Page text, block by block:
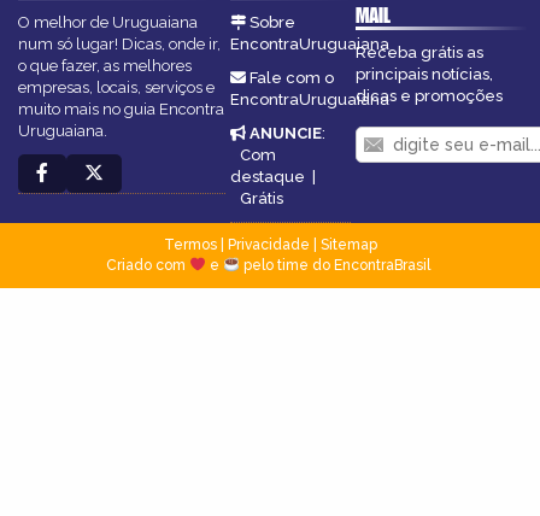
O melhor de Uruguaiana
num só lugar! Dicas, onde ir,
o que fazer, as melhores
empresas, locais, serviços e
muito mais no guia Encontra
Uruguaiana.
Sobre
EncontraUruguaiana
Fale com o
EncontraUruguaiana
ANUNCIE:
Com
destaque |
Grátis
MAIL
Receba grátis as
principais notícias,
dicas e promoções
Termos| Privacidade
Sitemap
Criado com
e pelo time do EncontraBrasil